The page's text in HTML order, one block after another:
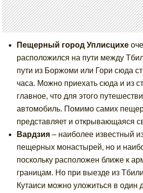
Пещерный город Уплисцихе
расположился на пути между
пути из Боржоми или Гори сюда
часа. Можно приехать сюда и из
главное, что для этого
автомобиль. Помимо самих
представляет и открывающаяся
Вардзия – наиболее известный
пещерных монастырей, но и
поскольку расположен ближе к
границам. Но при выезде из
Кутаиси можно уложиться в один